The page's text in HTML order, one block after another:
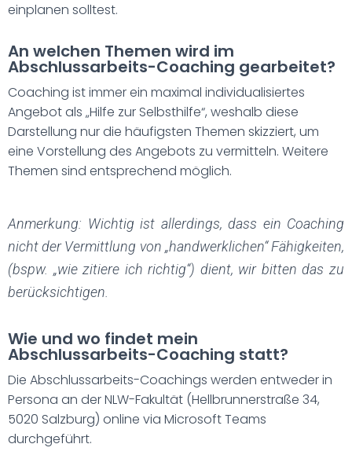
einplanen solltest.
An welchen Themen wird im
Abschlussarbeits-Coaching gearbeitet?
Coaching ist immer ein maximal individualisiertes
Angebot als „Hilfe zur Selbsthilfe“, weshalb diese
Darstellung nur die häufigsten Themen skizziert, um
eine Vorstellung des Angebots zu vermitteln. Weitere
Themen sind entsprechend möglich.
Anmerkung: Wichtig ist allerdings, dass ein Coaching
nicht der Vermittlung von „handwerklichen“ Fähigkeiten,
(bspw. „wie zitiere ich richtig“) dient, wir bitten das zu
berücksichtigen.
Wie und wo findet mein
Abschlussarbeits-Coaching statt?
Die Abschlussarbeits-Coachings werden entweder in
Persona an der NLW-Fakultät (Hellbrunnerstraße 34,
5020 Salzburg) online via Microsoft Teams
durchgeführt.